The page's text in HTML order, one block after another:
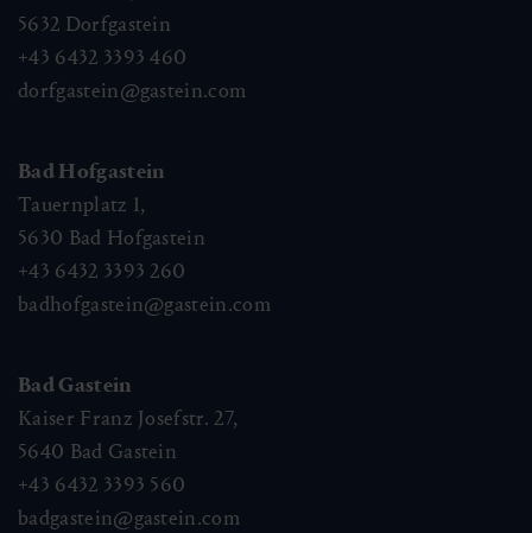
5632 Dorfgastein
+43 6432 3393 460
dorfgastein@gastein.com
Bad Hofgastein
Tauernplatz 1,
5630 Bad Hofgastein
+43 6432 3393 260
badhofgastein@gastein.com
Bad Gastein
Kaiser Franz Josefstr. 27,
5640 Bad Gastein
+43 6432 3393 560
badgastein@gastein.com